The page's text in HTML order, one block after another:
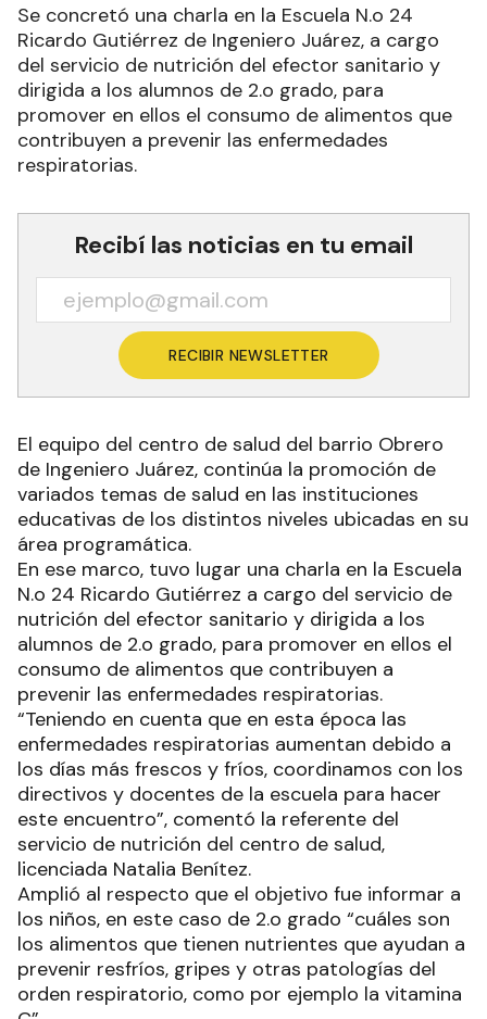
Se concretó una charla en la Escuela N.o 24
Ricardo Gutiérrez de Ingeniero Juárez, a cargo
del servicio de nutrición del efector sanitario y
dirigida a los alumnos de 2.o grado, para
promover en ellos el consumo de alimentos que
contribuyen a prevenir las enfermedades
respiratorias.
Recibí las noticias en tu email
RECIBIR NEWSLETTER
El equipo del centro de salud del barrio Obrero
de Ingeniero Juárez, continúa la promoción de
variados temas de salud en las instituciones
educativas de los distintos niveles ubicadas en su
área programática.
En ese marco, tuvo lugar una charla en la Escuela
N.o 24 Ricardo Gutiérrez a cargo del servicio de
nutrición del efector sanitario y dirigida a los
alumnos de 2.o grado, para promover en ellos el
consumo de alimentos que contribuyen a
prevenir las enfermedades respiratorias.
“Teniendo en cuenta que en esta época las
enfermedades respiratorias aumentan debido a
los días más frescos y fríos, coordinamos con los
directivos y docentes de la escuela para hacer
este encuentro”, comentó la referente del
servicio de nutrición del centro de salud,
licenciada Natalia Benítez.
Amplió al respecto que el objetivo fue informar a
los niños, en este caso de 2.o grado “cuáles son
los alimentos que tienen nutrientes que ayudan a
prevenir resfríos, gripes y otras patologías del
orden respiratorio, como por ejemplo la vitamina